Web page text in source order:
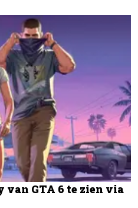
van GTA 6 te zien via